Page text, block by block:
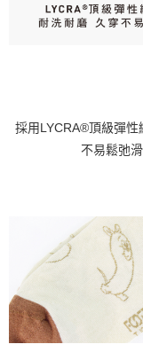
採用LYCRA®頂級彈性
不易鬆弛